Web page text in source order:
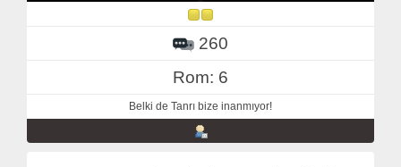
260
Rom: 6
Belki de Tanrı bize inanmıyor!